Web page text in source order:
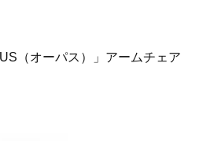
タログ
（オーパス）」アームチェア